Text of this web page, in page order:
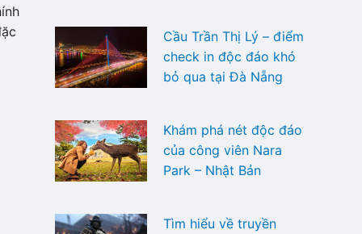
Cầu Trần Thị Lý – điểm
check in độc đáo khó
bỏ qua tại Đà Nẵng
Khám phá nét độc đáo
của công viên Nara
Park – Nhật Bản
Tìm hiểu về truyền